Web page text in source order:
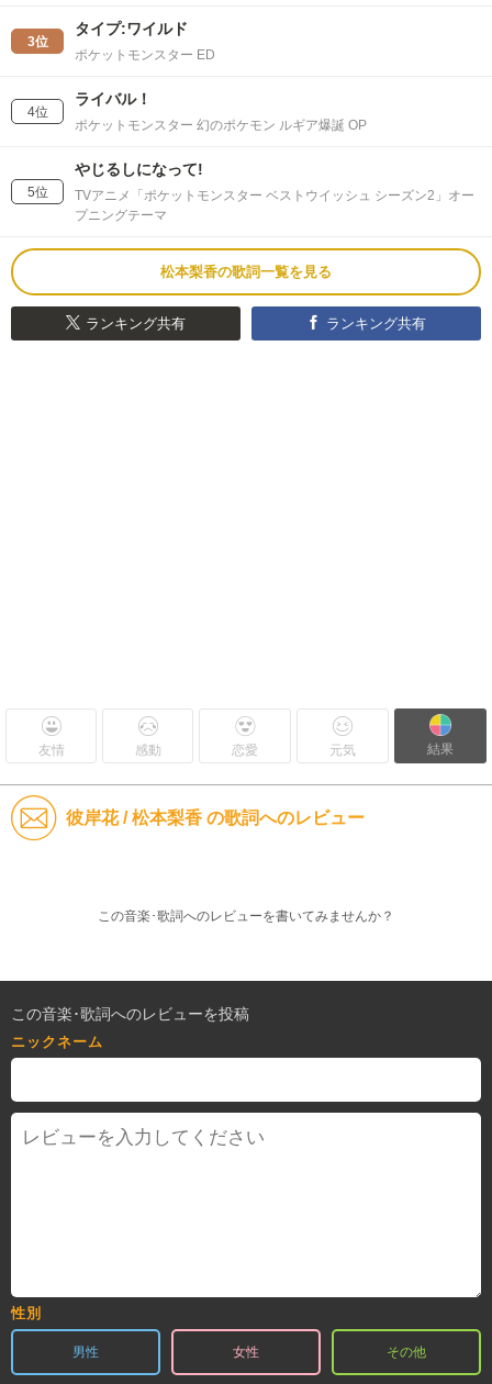
3位
タイプ:ワイルド
ポケットモンスター ED
4位
ライバル！
ポケットモンスター 幻のポケモン ルギア爆誕 OP
5位
やじるしになって!
TVアニメ「ポケットモンスター ベストウイッシュ シーズン2」オー
プニングテーマ
松本梨香の歌詞一覧を見る
ランキング共有 ランキング共有
友情 感動 恋愛 元気 結果
彼岸花 / 松本梨香 の歌詞へのレビュー
この音楽･歌詞へのレビューを書いてみませんか？
この音楽･歌詞へのレビューを投稿
ニックネーム
性別
男性 女性 その他